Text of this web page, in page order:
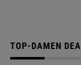
TOP-DAMEN